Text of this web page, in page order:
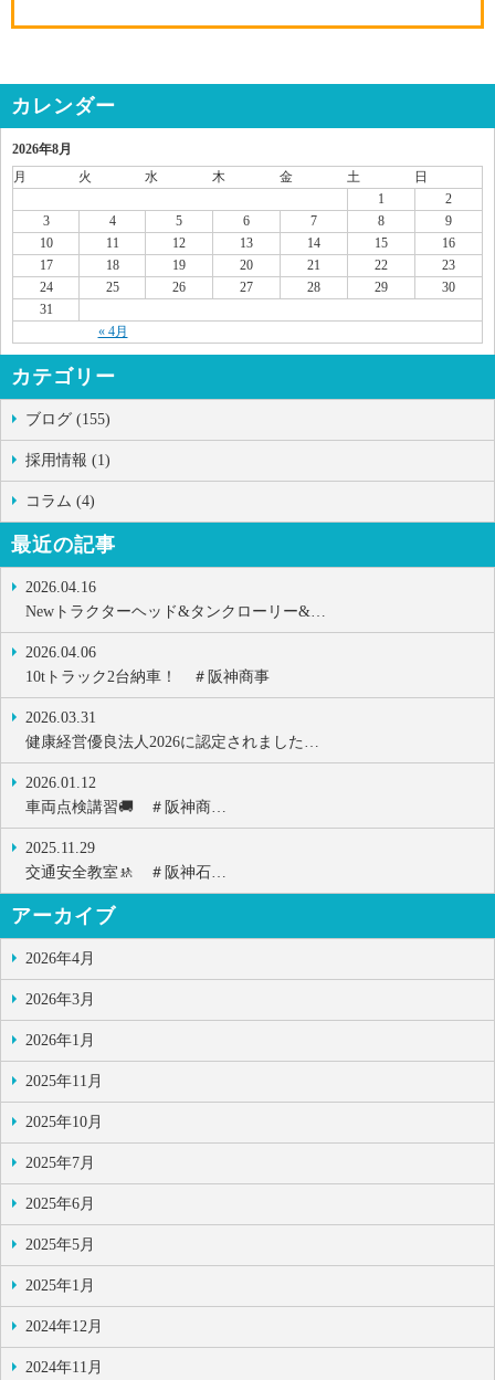
カレンダー
2026年8月
月
火 水 木 金 土 日
« 4月
1
2
3
4 5 6 7 8
9
10
11 12 13 14 15
16
17
18 19 20 21 22
23
24
25 26 27 28 29
30
31
カテゴリー
ブログ (155)
採用情報 (1)
コラム (4)
最近の記事
2026.04.16
Newトラクターヘッド&タンクローリー&…
2026.04.06
10tトラック2台納車！ ＃阪神商事
2026.03.31
健康経営優良法人2026に認定されました…
2026.01.12
車両点検講習🚚 ＃阪神商…
2025.11.29
交通安全教室🚸 ＃阪神石…
アーカイブ
2026年4月
2026年3月
2026年1月
2025年11月
2025年10月
2025年7月
2025年6月
2025年5月
2025年1月
2024年12月
2024年11月